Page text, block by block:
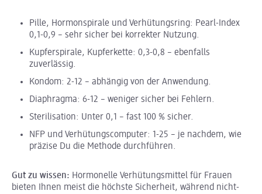
Pille, Hormonspirale und Verhütungsring: Pearl-Index
0,1-0,9 – sehr sicher bei korrekter Nutzung.
Kupferspirale, Kupferkette: 0,3-0,8 – ebenfalls
zuverlässig.
Kondom: 2-12 – abhängig von der Anwendung.
Diaphragma: 6-12 – weniger sicher bei Fehlern.
Sterilisation: Unter 0,1 – fast 100 % sicher.
NFP und Verhütungscomputer: 1-25 – je nachdem, wie
präzise Du die Methode durchführen.
Gut zu wissen: Hormonelle Verhütungsmittel für Frauen
bieten Ihnen meist die höchste Sicherheit, während nicht-